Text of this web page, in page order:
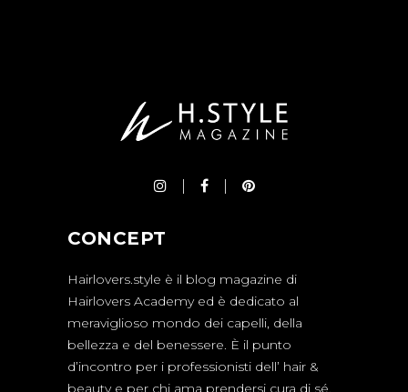
CONCEPT
Hairlovers.style è il blog magazine di
Hairlovers Academy ed è dedicato al
meraviglioso mondo dei capelli, della
bellezza e del benessere. È il punto
d’incontro per i professionisti dell’ hair &
beauty e per chi ama prendersi cura di sé.